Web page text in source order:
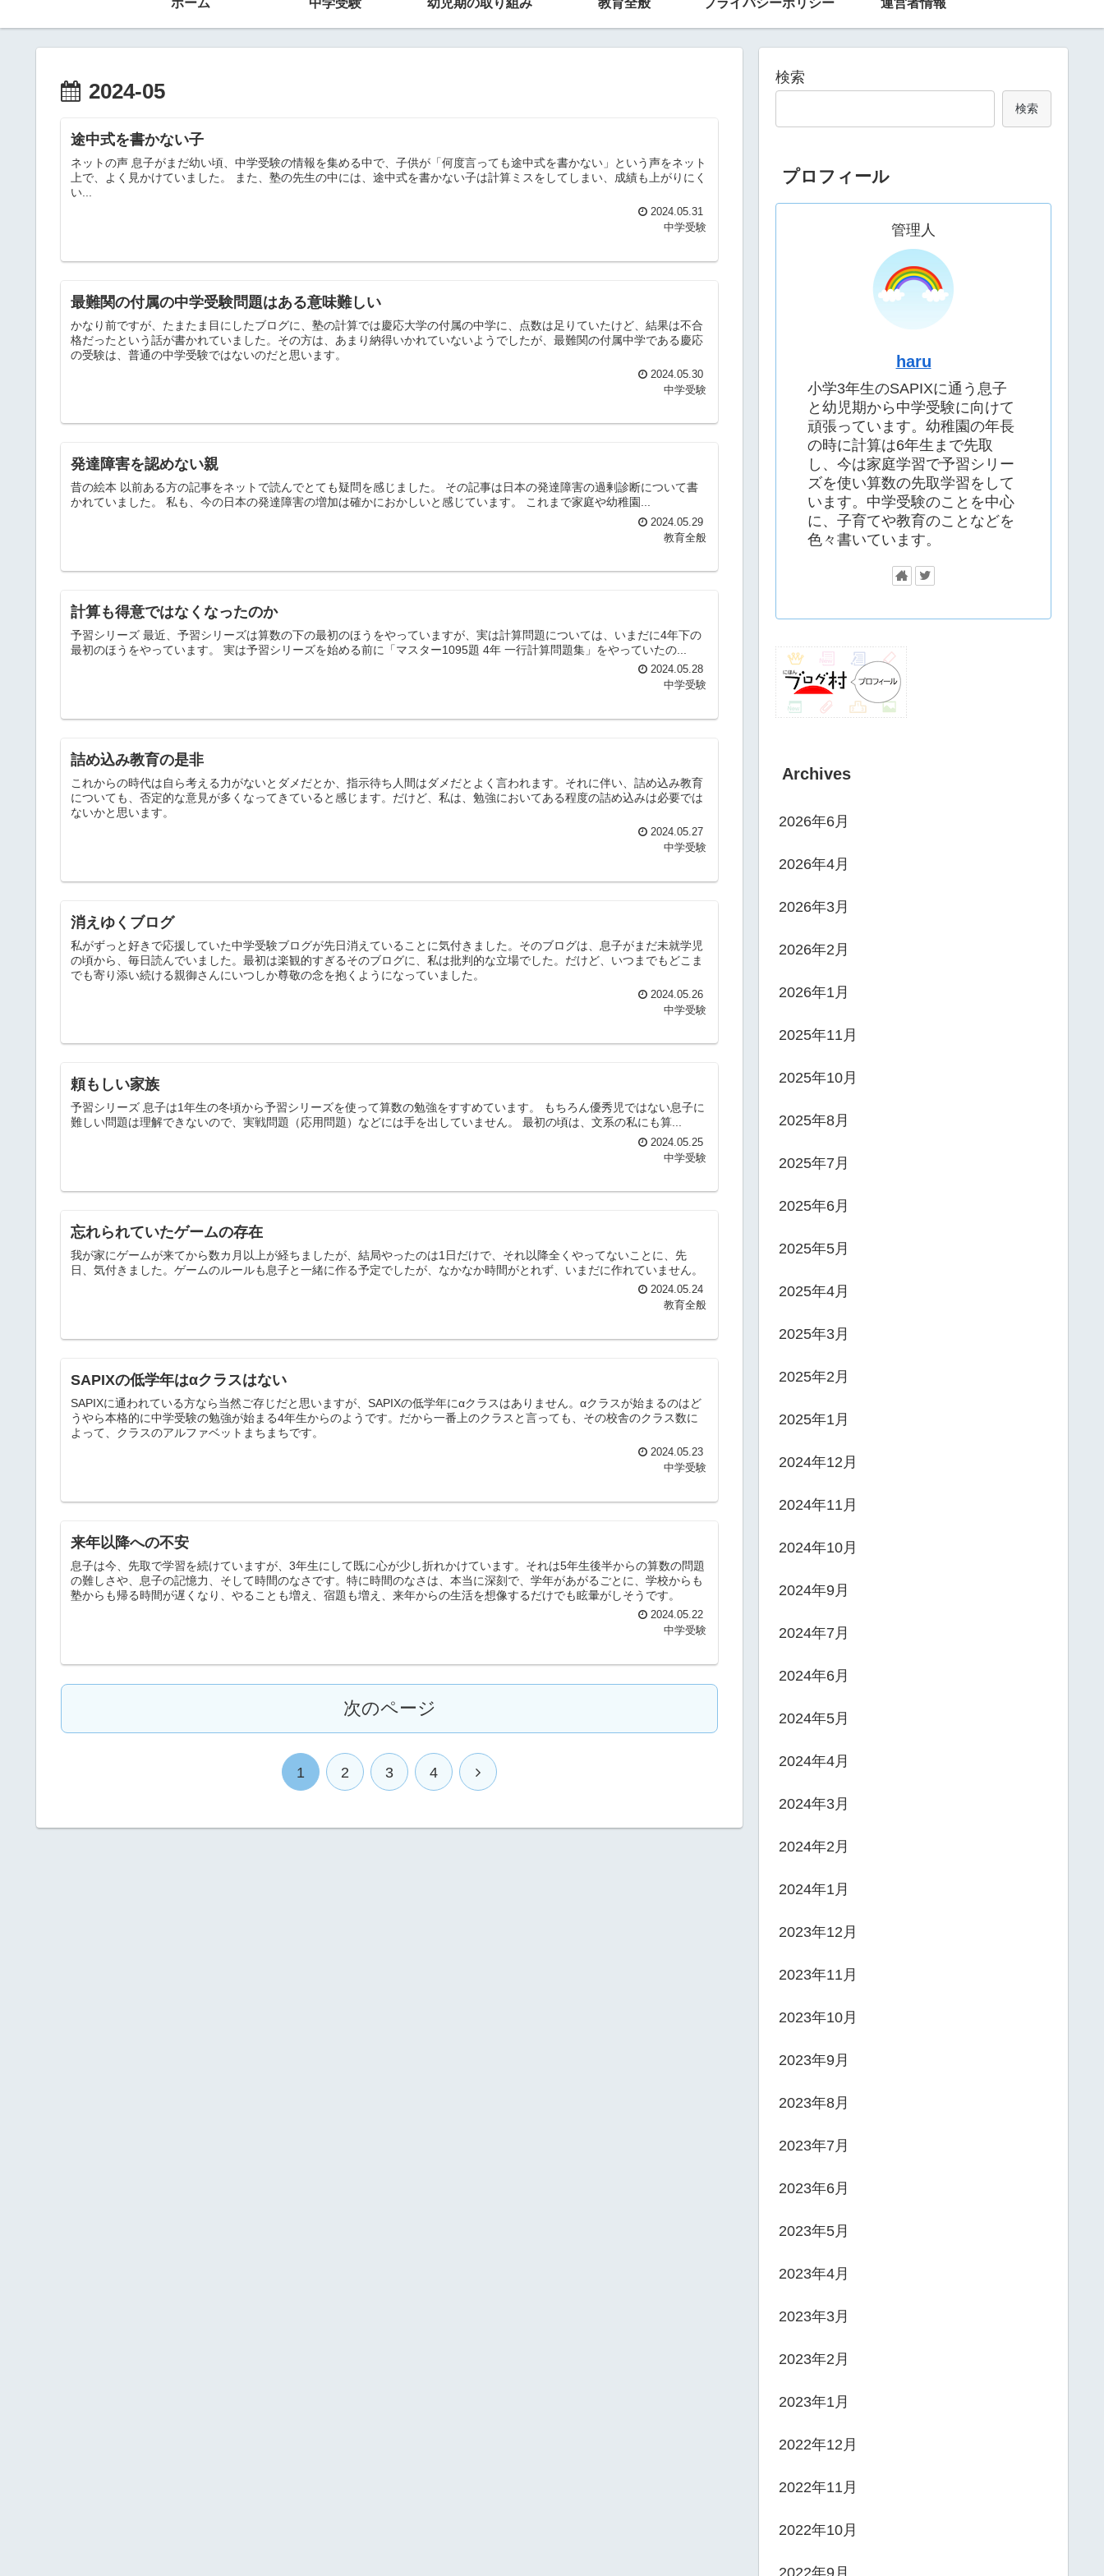
2024-05
途中式を書かない子
ネットの声 息子がまだ幼い頃、中学受験の情報を集める中で、子供が「何度言っても途中式を書かない」という声をネット
上で、よく見かけていました。 また、塾の先生の中には、途中式を書かない子は計算ミスをしてしまい、成績も上がりにく
い...
2024.05.31
中学受験
最難関の付属の中学受験問題はある意味難しい
かなり前ですが、たまたま目にしたブログに、塾の計算では慶応大学の付属の中学に、点数は足りていたけど、結果は不合
格だったという話が書かれていました。その方は、あまり納得いかれていないようでしたが、最難関の付属中学である慶応
の受験は、普通の中学受験ではないのだと思います。
2024.05.30
中学受験
発達障害を認めない親
昔の絵本 以前ある方の記事をネットで読んでとても疑問を感じました。 その記事は日本の発達障害の過剰診断について書
かれていました。 私も、今の日本の発達障害の増加は確かにおかしいと感じています。 これまで家庭や幼稚園...
2024.05.29
教育全般
計算も得意ではなくなったのか
予習シリーズ 最近、予習シリーズは算数の下の最初のほうをやっていますが、実は計算問題については、いまだに4年下の
最初のほうをやっています。 実は予習シリーズを始める前に「マスター1095題 4年 一行計算問題集」をやっていたの...
2024.05.28
中学受験
詰め込み教育の是非
これからの時代は自ら考える力がないとダメだとか、指示待ち人間はダメだとよく言われます。それに伴い、詰め込み教育
についても、否定的な意見が多くなってきていると感じます。だけど、私は、勉強においてある程度の詰め込みは必要では
ないかと思います。
2024.05.27
中学受験
消えゆくブログ
私がずっと好きで応援していた中学受験ブログが先日消えていることに気付きました。そのブログは、息子がまだ未就学児
の頃から、毎日読んでいました。最初は楽観的すぎるそのブログに、私は批判的な立場でした。だけど、いつまでもどこま
でも寄り添い続ける親御さんにいつしか尊敬の念を抱くようになっていました。
2024.05.26
中学受験
頼もしい家族
予習シリーズ 息子は1年生の冬頃から予習シリーズを使って算数の勉強をすすめています。 もちろん優秀児ではない息子に
難しい問題は理解できないので、実戦問題（応用問題）などには手を出していません。 最初の頃は、文系の私にも算...
2024.05.25
中学受験
忘れられていたゲームの存在
我が家にゲームが来てから数カ月以上が経ちましたが、結局やったのは1日だけで、それ以降全くやってないことに、先
日、気付きました。ゲームのルールも息子と一緒に作る予定でしたが、なかなか時間がとれず、いまだに作れていません。
2024.05.24
教育全般
SAPIXの低学年はαクラスはない
SAPIXに通われている方なら当然ご存じだと思いますが、SAPIXの低学年にαクラスはありません。αクラスが始まるのはど
うやら本格的に中学受験の勉強が始まる4年生からのようです。だから一番上のクラスと言っても、その校舎のクラス数に
よって、クラスのアルファベットまちまちです。
2024.05.23
中学受験
来年以降への不安
息子は今、先取で学習を続けていますが、3年生にして既に心が少し折れかけています。それは5年生後半からの算数の問題
の難しさや、息子の記憶力、そして時間のなさです。特に時間のなさは、本当に深刻で、学年があがるごとに、学校からも
塾からも帰る時間が遅くなり、やることも増え、宿題も増え、来年からの生活を想像するだけでも眩暈がしそうです。
2024.05.22
中学受験
次のページ
1 2 3 4
検索
検索
プロフィール
管理人
haru
小学3年生のSAPIXに通う息子
と幼児期から中学受験に向けて
頑張っています。幼稚園の年長
の時に計算は6年生まで先取
し、今は家庭学習で予習シリー
ズを使い算数の先取学習をして
います。中学受験のことを中心
に、子育てや教育のことなどを
色々書いています。
Archives
2026年6月
2026年4月
2026年3月
2026年2月
2026年1月
2025年11月
2025年10月
2025年8月
2025年7月
2025年6月
2025年5月
2025年4月
2025年3月
2025年2月
2025年1月
2024年12月
2024年11月
2024年10月
2024年9月
2024年7月
2024年6月
2024年5月
2024年4月
2024年3月
2024年2月
2024年1月
2023年12月
2023年11月
2023年10月
2023年9月
2023年8月
2023年7月
2023年6月
2023年5月
2023年4月
2023年3月
2023年2月
2023年1月
2022年12月
2022年11月
2022年10月